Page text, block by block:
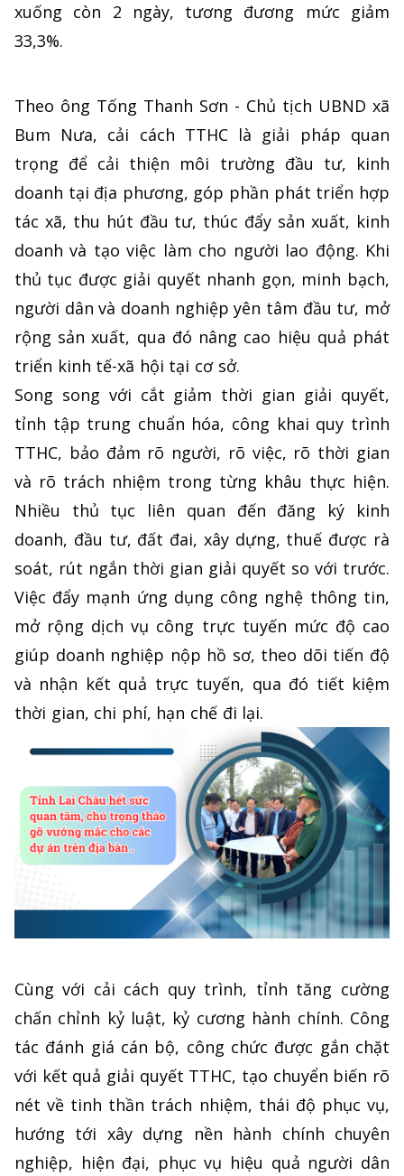
xuống còn 2 ngày, tương đương mức giảm
33,3%.
Theo ông Tống Thanh Sơn - Chủ tịch UBND xã
Bum Nưa, cải cách TTHC là giải pháp quan
trọng để cải thiện môi trường đầu tư, kinh
doanh tại địa phương, góp phần phát triển hợp
tác xã, thu hút đầu tư, thúc đẩy sản xuất, kinh
doanh và tạo việc làm cho người lao động. Khi
thủ tục được giải quyết nhanh gọn, minh bạch,
người dân và doanh nghiệp yên tâm đầu tư, mở
rộng sản xuất, qua đó nâng cao hiệu quả phát
triển kinh tế-xã hội tại cơ sở.
Song song với cắt giảm thời gian giải quyết,
tỉnh tập trung chuẩn hóa, công khai quy trình
TTHC, bảo đảm rõ người, rõ việc, rõ thời gian
và rõ trách nhiệm trong từng khâu thực hiện.
Nhiều thủ tục liên quan đến đăng ký kinh
doanh, đầu tư, đất đai, xây dựng, thuế được rà
soát, rút ngắn thời gian giải quyết so với trước.
Việc đẩy mạnh ứng dụng công nghệ thông tin,
mở rộng dịch vụ công trực tuyến mức độ cao
giúp doanh nghiệp nộp hồ sơ, theo dõi tiến độ
và nhận kết quả trực tuyến, qua đó tiết kiệm
thời gian, chi phí, hạn chế đi lại.
Cùng với cải cách quy trình, tỉnh tăng cường
chấn chỉnh kỷ luật, kỷ cương hành chính. Công
tác đánh giá cán bộ, công chức được gắn chặt
với kết quả giải quyết TTHC, tạo chuyển biến rõ
nét về tinh thần trách nhiệm, thái độ phục vụ,
hướng tới xây dựng nền hành chính chuyên
nghiệp, hiện đại, phục vụ hiệu quả người dân